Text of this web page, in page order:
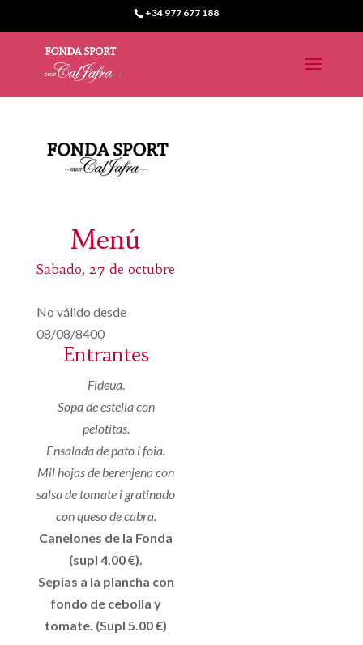
+34 977 677 188
Menú
Sabado, 27 de octubre
No válido desde
08/08/8400
Entrantes
Fideua.
Sopa de estella con
pelotitas.
Ensalada de pato i foia.
Mil hojas de berenjena con
salsa de tomate i gratinado
con queso de cabra.
Canelones de la Fonda
(supl 4.00 €).
Sepias a la plancha con
fondo de cebolla y
tomate. (Supl 5.00 €)